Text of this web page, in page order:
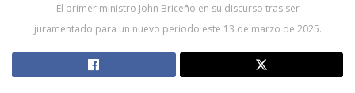
El primer ministro John Briceño en su discurso tras ser
juramentado para un nuevo periodo este 13 de marzo de 2025.